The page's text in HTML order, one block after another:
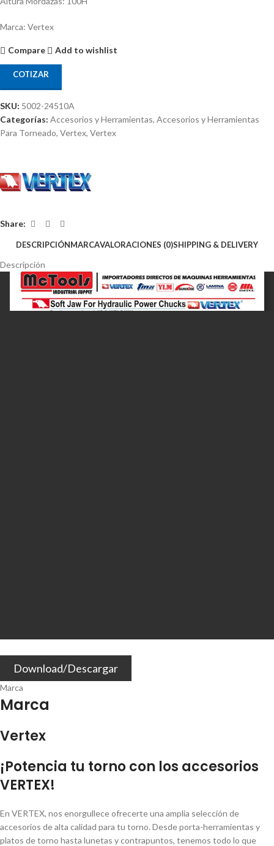
Marca: Vertex
Compare Add to wishlist
COTIZAR
SKU: 5002-24510A
Categorías: Accesorios y Herramientas, Accesorios y Herramientas
Para Torneado, Vertex, Vertex
Share:
DESCRIPCIÓNMARCAVALORACIONES (0)SHIPPING & DELIVERY
Descripción
Download/Descargar
Marca
Marca
Vertex
¡Potencia tu torno con los accesorios
VERTEX!
En VERTEX, nos enorgullece ofrecerte una amplia selección de
accesorios de alta calidad para tu torno. Desde porta-herramientas y
platos de torno hasta lunetas y contrapuntos, tenemos todo lo que